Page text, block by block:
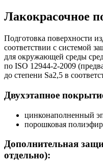
Лакокрасочное
Подготовка поверхности
соответствии с системой
для окружающей среды
по ISO 12944-2-2009
до степени Sa2,5 в
Двухэтапное
цинконаполненный
порошковая
Дополнительная
отдельно):